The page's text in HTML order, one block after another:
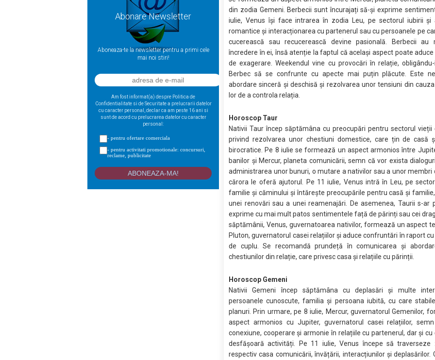
Abonare Newsletter
Aboneaza-te la newsletter pentru a primi cele
mai noi stiri!
Am fost informat(a) despre Politica de
Confidentialitate si de Securitate a prelucrarii datelor
cu caracter personal, declar ca am peste 16 ani si
sunt de acord cu prelucrarea datelor cu caracter
personal:
- pentru ofertare comerciala
- pentru activitati promotionale: concursuri,
reclame, publicitate
din zodia Gemeni. Berbecii sunt încurajați să-și exprime
iulie, Venus își face intrarea în zodia Leu, pe sectorul iubirii și
romantice și interacționarea cu partenerul sau cu persoanele pe
cucerească sau recucerească devine pasională. Berbecii au
încredere în ei, însă atenție la faptul că același aspect poate
de exagerare. Weekendul vine cu provocări în relație,
Berbec să se confrunte cu apecte mai puțin plăcute. Este
abordare sinceră și deschisă și rezolvarea unor tensiuni din
lor de a controla relația.
Horoscop Taur
Nativii Taur încep săptămâna cu preocupări pentru sectorul vieții
privind rezolvarea unor chestiuni domestice, care țin de casă
birocratice. Pe 8 iulie se formează un aspect armonios între
banilor și Mercur, planeta comunicării, semn că vor exista
administrarea unor bunuri, o mutare a nativilor sau a unor membri
cărora le oferă ajutorul. Pe 11 iulie, Venus intră în Leu, pe
familie și căminului și întărește preocupările pentru casă și
unei renovări sau a unei reamenajări. De asemenea, Taurii s-ar
exprime cu mai mult patos sentimentele față de părinți sau cei
săptămânii, Venus, guvernatoarea nativilor, formează un aspect
Pluton, guvernatorul casei relațiilor și aduce confruntări în raport cu
de cuplu. Se recomandă prundeță în comunicarea și
chestiunilor din relație, care privesc casa și relațiile cu părinții.
Horoscop Gemeni
Nativii Gemeni încep săptămâna cu deplasări și multe
persoanele cunoscute, familia și persoana iubită, cu care
planuri. Prin urmare, pe 8 iulie, Mercur, guvernatorul Gemenilor,
aspect armonios cu Jupiter, guvernatorul casei relațiilor,
conexiune, cooperare și armonie în relațiile cu partenerul, dar și cu
desfășoară activități. Pe 11 iulie, Venus începe să traverseze
respectiv casa comunicării, învățării, interacțiunilor și deplasărilor.